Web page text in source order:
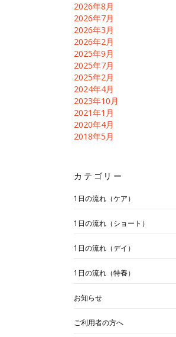
2026年8月
2026年7月
2026年3月
2026年2月
2025年9月
2025年7月
2025年2月
2024年4月
2023年10月
2021年1月
2020年4月
2018年5月
カテゴリー
1日の流れ（ケア）
1日の流れ（ショート）
1日の流れ（デイ）
1日の流れ（特養）
お知らせ
ご利用者の方へ